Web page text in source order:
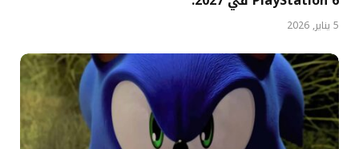
5 يناير, 2026